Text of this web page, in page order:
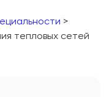
>
тепловых сетей